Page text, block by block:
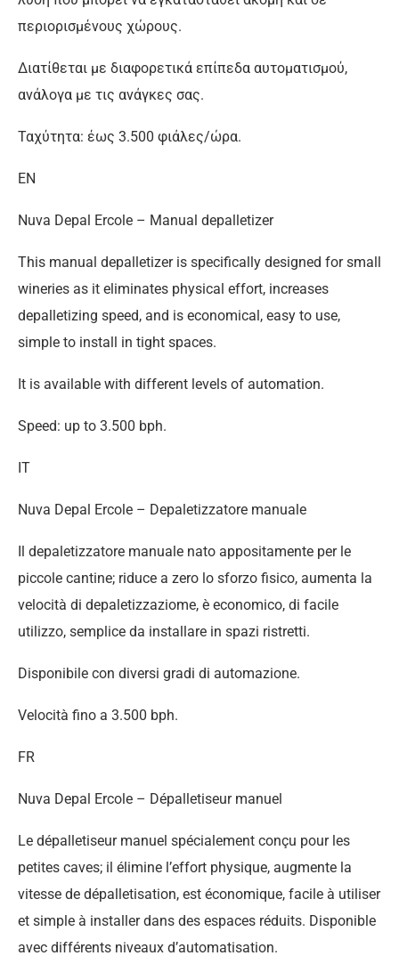
περιορισμένους χώρους.
Διατίθεται με διαφορετικά επίπεδα αυτοματισμού,
ανάλογα με τις ανάγκες σας.
Ταχύτητα: έως 3.500 φιάλες/ώρα.
EN
Nuva Depal Ercole – Manual depalletizer
This manual depalletizer is specifically designed for small
wineries as it eliminates physical effort, increases
depalletizing speed, and is economical, easy to use,
simple to install in tight spaces.
It is available with different levels of automation.
Speed: up to 3.500 bph.
IT
Nuva Depal Ercole – Depaletizzatore manuale
Il depaletizzatore manuale nato appositamente per le
piccole cantine; riduce a zero lo sforzo fisico, aumenta la
velocità di depaletizzaziome, è economico, di facile
utilizzo, semplice da installare in spazi ristretti.
Disponibile con diversi gradi di automazione.
Velocità fino a 3.500 bph.
FR
Nuva Depal Ercole – Dépalletiseur manuel
Le dépalletiseur manuel spécialement conçu pour les
petites caves; il élimine l’effort physique, augmente la
vitesse de dépalletisation, est économique, facile à utiliser
et simple à installer dans des espaces réduits. Disponible
avec différents niveaux d’automatisation.